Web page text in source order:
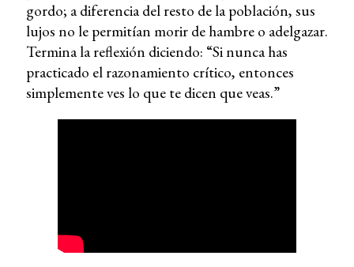
gordo; a diferencia del resto de la población, sus
lujos no le permitían morir de hambre o adelgazar.
Termina la reflexión diciendo: “Si nunca has
practicado el razonamiento crítico, entonces
simplemente ves lo que te dicen que veas.”